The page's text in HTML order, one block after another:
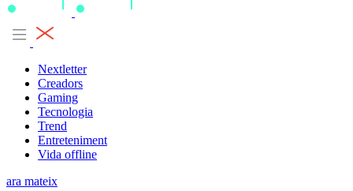
Nextletter
Creadors
Gaming
Tecnologia
Trend
Entreteniment
Vida offline
ara mateix